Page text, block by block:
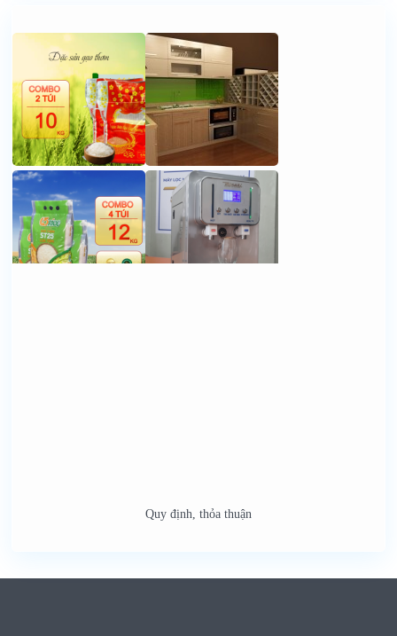
Quy định, thỏa thuận